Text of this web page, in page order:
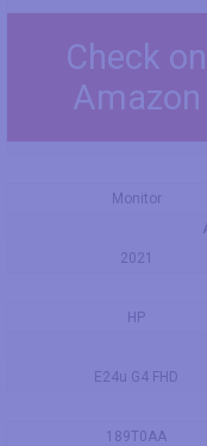
Check on
Amazon
Monitor
2021
HP
E24u G4 FHD
189T0AA